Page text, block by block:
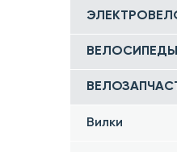
ВЕЛОСИПЕДЫ
Вилки